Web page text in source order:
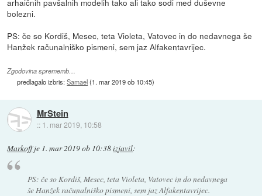
arhaičnih pavšalnih modelih tako ali tako sodi med duševne
bolezni.
PS: če so Kordiš, Mesec, teta Violeta, Vatovec in do nedavnega še
Hanžek računalniško pismeni, sem jaz Alfakentavrijec.
Zgodovina sprememb…
predlagalo izbris:Samael(1. mar 2019 ob 10:45)
MrStein
:: 1. mar 2019, 10:58
Markoffje 1. mar 2019 ob 10:38izjavil:
PS: če so Kordiš, Mesec, teta Violeta, Vatovec in do nedavnega
še Hanžek računalniško pismeni, sem jaz Alfakentavrijec.